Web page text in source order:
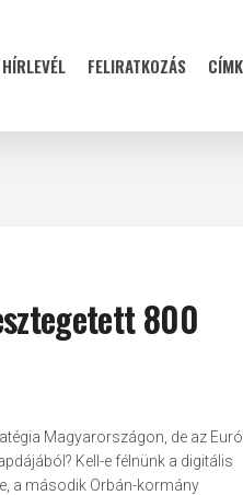
FELIRATKOZÁS
800
Magyarországon, de az
Kell-e félnünk a digitális
a második Orbán-kormány